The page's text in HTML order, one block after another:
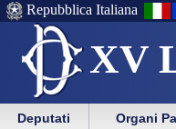
XV
Menu
Vai
Repubblica Italiana
Menu
VaiDeputati Organi